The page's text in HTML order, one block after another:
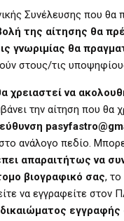
Συνέλευσης που θα
της αίτησης θα
γνωριμίας θα
στους/τις
χρειαστεί να
την αίτηση που
ανάλογο πεδίο.
απαραιτήτως να
βιογραφικό σας, το
να εγγραφείτε